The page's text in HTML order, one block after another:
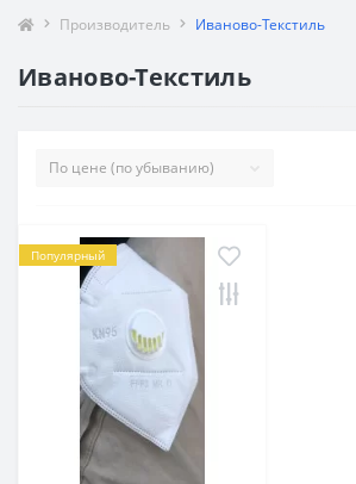
Производитель Иваново-Текстиль
Иваново-Текстиль
Популярный